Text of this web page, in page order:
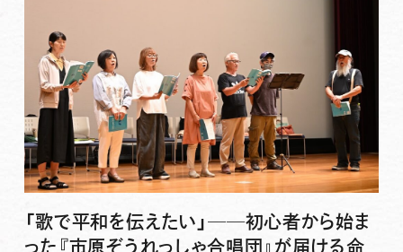
「歌で平和を伝えたい」──初心者から始ま
った『市原ぞうれっしゃ合唱団』が届ける命